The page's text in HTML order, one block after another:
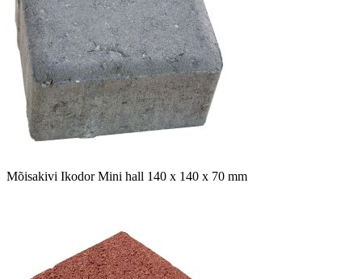
Mõisakivi Ikodor Mini hall 140 x 140 x 70 mm